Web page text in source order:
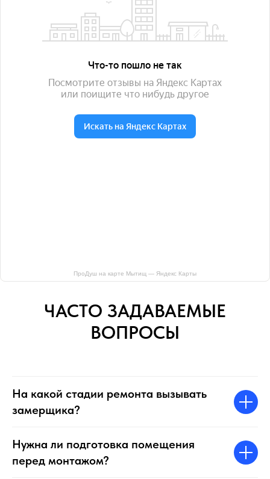
ПроДуш на карте Мытищ — Яндекс Карты
ЧАСТО ЗАДАВАЕМЫЕ
ВОПРОСЫ
На какой стадии ремонта вызывать
замерщика?
Нужна ли подготовка помещения
перед монтажом?